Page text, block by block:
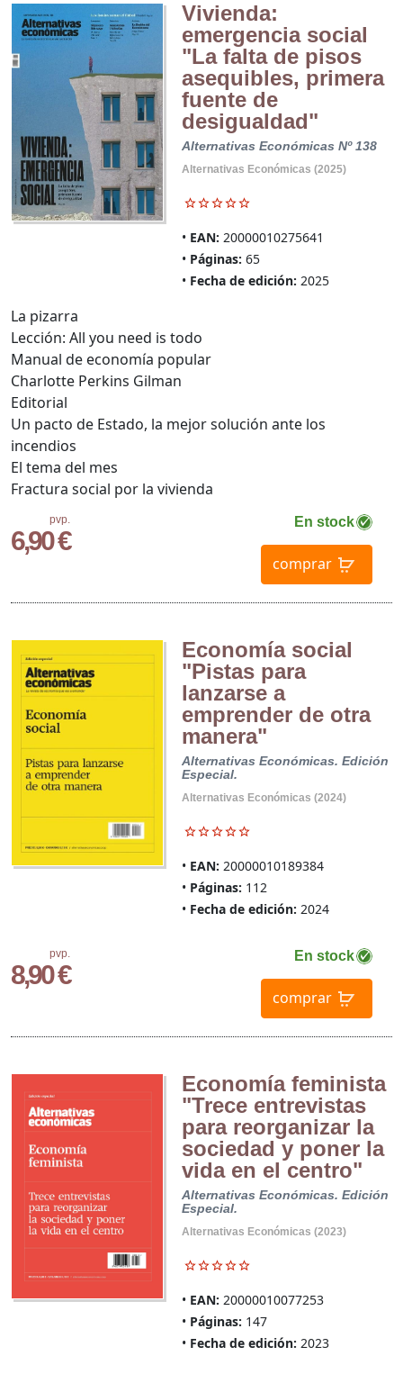
Vivienda:
emergencia social
"La falta de pisos
asequibles, primera
fuente de
desigualdad"
Alternativas Económicas Nº 138
Alternativas Económicas (2025)
EAN: 20000010275641
Páginas: 65
Fecha de edición: 2025
pvp.
6,90 €
En stock
comprar
La pizarra
Lección: All you need is todo
Manual de economía popular
Charlotte Perkins Gilman
Editorial
Un pacto de Estado, la mejor solución ante los
incendios
El tema del mes
Fractura social por la vivienda
Economía social
"Pistas para
lanzarse a
emprender de otra
manera"
Alternativas Económicas. Edición
Especial.
Alternativas Económicas (2024)
EAN: 20000010189384
Páginas: 112
Fecha de edición: 2024
pvp.
8,90 €
En stock
comprar
Economía feminista
"Trece entrevistas
para reorganizar la
sociedad y poner la
vida en el centro"
Alternativas Económicas. Edición
Especial.
Alternativas Económicas (2023)
EAN: 20000010077253
Páginas: 147
Fecha de edición: 2023